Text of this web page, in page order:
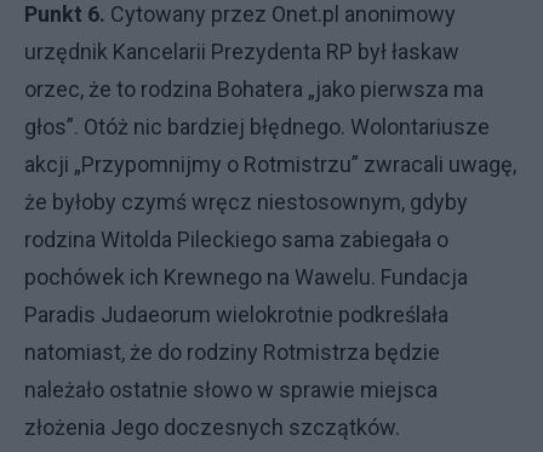
Punkt 6. Cytowany przez Onet.pl anonimowy
urzędnik Kancelarii Prezydenta RP był łaskaw
orzec, że to rodzina Bohatera „jako pierwsza ma
głos”. Otóż nic bardziej błędnego. Wolontariusze
akcji „Przypomnijmy o Rotmistrzu” zwracali uwagę,
że byłoby czymś wręcz niestosownym, gdyby
rodzina Witolda Pileckiego sama zabiegała o
pochówek ich Krewnego na Wawelu. Fundacja
Paradis Judaeorum wielokrotnie podkreślała
natomiast, że do rodziny Rotmistrza będzie
należało ostatnie słowo w sprawie miejsca
złożenia Jego doczesnych szczątków.